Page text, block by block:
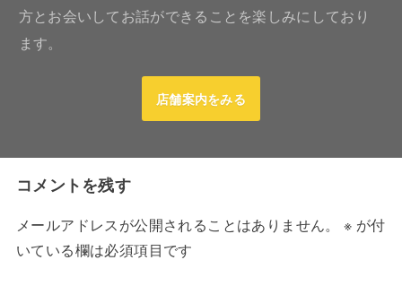
方とお会いしてお話ができることを楽しみにしており
ます。
店舗案内をみる
コメントを残す
メールアドレスが公開されることはありません。 ※ が付
いている欄は必須項目です